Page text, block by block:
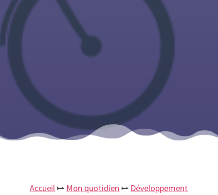
Accueil ⥛ Mon quotidien ⥛ Développement